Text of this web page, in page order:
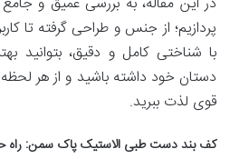
پردازیم؛ از جنس و طراحی گرفته تا
با شناختی کامل و دقیق، بتوانید
دستان خود داشته باشید و از هر
قوی لذت ببرید.
کف بند دست طبی الاستیک پاک سمن: